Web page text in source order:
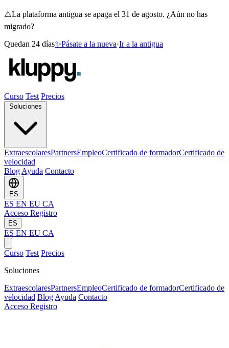
⚠️La plataforma antigua se apaga el 31 de agosto. ¿Aún no has
migrado?
Quedan 24 días✨Pásate a la nueva·Ir a la antigua
Curso Test Precios
ExtraescolaresPartnersEmpleoCertificado de formadorCertificado de
velocidad
Blog Ayuda Contacto
ES
ES EN EU CA
Acceso Registro
ES
ES EN EU CA
Curso Test Precios
Soluciones
ExtraescolaresPartnersEmpleoCertificado de formadorCertificado de
velocidad Blog Ayuda Contacto
Acceso Registro